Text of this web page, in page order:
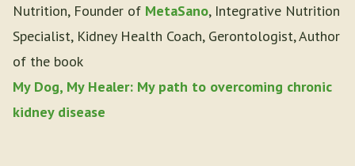
Nutrition, Founder of MetaSano, Integrative Nutrition
Specialist, Kidney Health Coach, Gerontologist, Author
of the book
My Dog, My Healer: My path to overcoming chronic
kidney disease